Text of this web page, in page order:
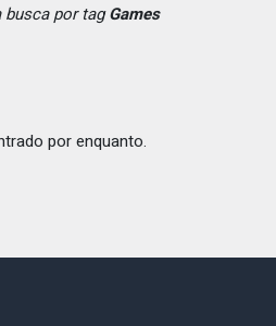
busca por tagGames
por enquanto.